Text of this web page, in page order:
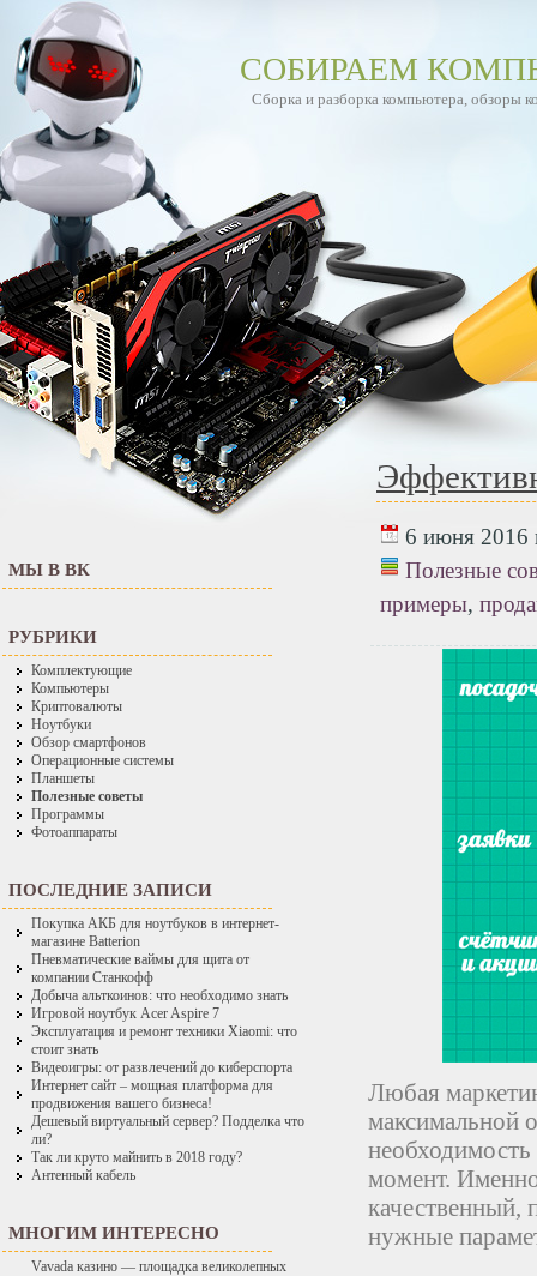
СОБИРАЕМ
Сборка и разборка компьютера, обзоры
МЫ В ВК
РУБРИКИ
Комплектующие
Компьютеры
Криптовалюты
Ноутбуки
Обзор смартфонов
Операционные системы
Планшеты
Полезные советы
Программы
Фотоаппараты
ПОСЛЕДНИЕ ЗАПИСИ
Покупка АКБ для ноутбуков в интернет-
магазине Batterion
Пневматические ваймы для щита от
компании Станкофф
Добыча альткоинов: что необходимо знать
Игровой ноутбук Acer Aspire 7
Эксплуатация и ремонт техники Xiaomi: что
стоит знать
Видеоигры: от развлечений до киберспорта
Интернет сайт – мощная платформа для
продвижения вашего бизнеса!
Дешевый виртуальный сервер? Подделка что
ли?
Так ли круто майнить в 2018 году?
Антенный кабель
МНОГИМ ИНТЕРЕСНО
Vavada казино — площадка великолепных
6 июня 2016
Полезные
примеры,
Любая
максимальной
момент.
качественный,
нужные